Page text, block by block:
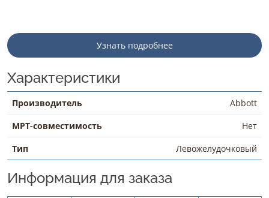
Узнать подробнее
Характеристики
Производитель
Abbott
МРТ-совместимость
Нет
Тип
Левожелудочковый
Информация для заказа